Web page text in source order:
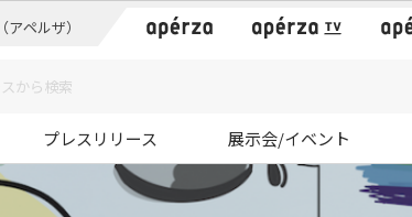
ペルザ）
プレスリリース 展示会/イベント